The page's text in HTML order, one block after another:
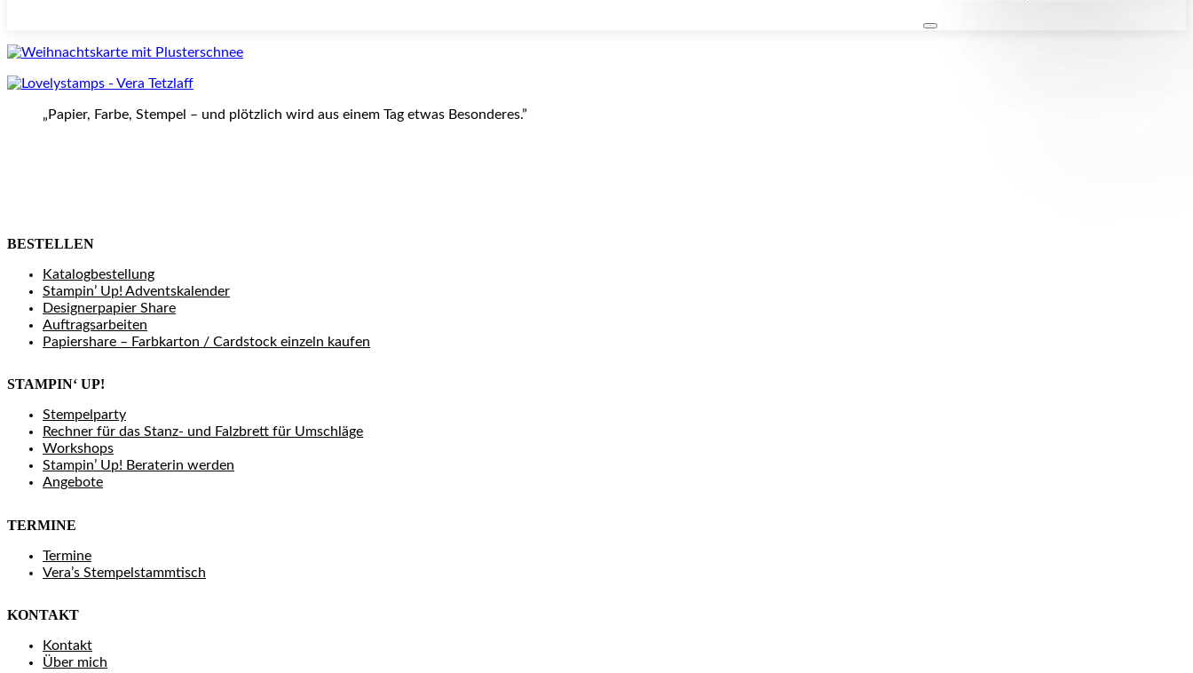
„Papier, Farbe, Stempel – und plötzlich wird aus einem Tag etwas Besonderes.”
BESTELLEN
Katalogbestellung
Stampin’ Up! Adventskalender
Designerpapier Share
Auftragsarbeiten
Papiershare – Farbkarton / Cardstock einzeln kaufen
STAMPIN‘ UP!
Stempelparty
Rechner für das Stanz- und Falzbrett für Umschläge
Workshops
Stampin’ Up! Beraterin werden
Angebote
TERMINE
Termine
Vera’s Stempelstammtisch
KONTAKT
Kontakt
Über mich